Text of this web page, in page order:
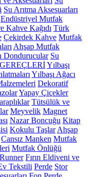
Su Arıtma Aksesuarları
Endüstriyel Mutfak
Kahve Kağıdı Türk
Çekirdek Kahve Mutfak
Ahşap Mutfak
Dondurucular Su
Yılbaşı
Yılbaşı Ağacı
Dekoratif
Yapay Çiçekler
Tütsülük ve
Meyvelik Magnet
Nazar Boncuğu Kitap
Kokulu Taşlar Ahşap
Cansız Manken Mutfak
Mutfak Önlüğü
Runner Fırın Eldiveni ve
Tekstili Perde Stor